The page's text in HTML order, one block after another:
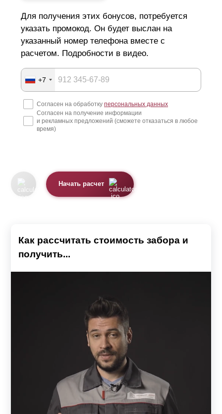
Для получения этих бонусов, потребуется
указать промокод. Он будет выслан на
указанный номер телефона вместе с
расчетом. Подробности в видео.
+7
Согласен на обработку персональных данных
Согласен на получение информации
и рекламных предложений (сможете отказаться в любое
время)
Начать расчет
Как рассчитать стоимость забора и
получить...